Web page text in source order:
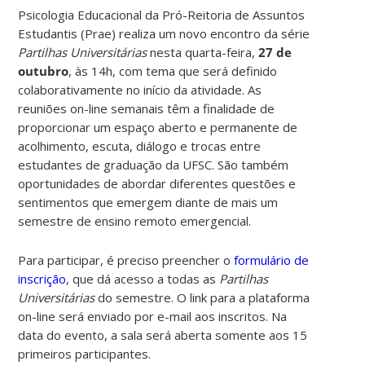
Psicologia Educacional da Pró-Reitoria de Assuntos
Estudantis (Prae) realiza um novo encontro da série
Partilhas Universitáriasnesta quarta-feira,27 de
outubro, às 14h, com tema que será definido
colaborativamente no início da atividade. As
reuniões on-line semanais têm a finalidade de
proporcionar um espaço aberto e permanente de
acolhimento, escuta, diálogo e trocas entre
estudantes de graduação da UFSC. São também
oportunidades de abordar diferentes questões e
sentimentos que emergem diante de mais um
semestre de ensino remoto emergencial.
Para participar, é preciso preencher oformulário de
inscrição, que dá acesso a todas as Partilhas
Universitáriasdo semestre. O link para a plataforma
on-line será enviado por e-mail aos inscritos. Na
data do evento, a sala será aberta somente aos 15
primeiros participantes.